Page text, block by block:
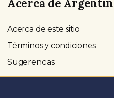
Acerca de
Acerca de este sitio
Términos y condiciones
Sugerencias